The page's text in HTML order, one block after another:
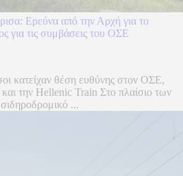
Ερεύνα από την Αρχή για το
τις συμβάσεις του ΟΣΕ
κατείχαν θέση ευθύνης στον ΟΣΕ,
την Hellenic Train Στο πλαίσιο των
...